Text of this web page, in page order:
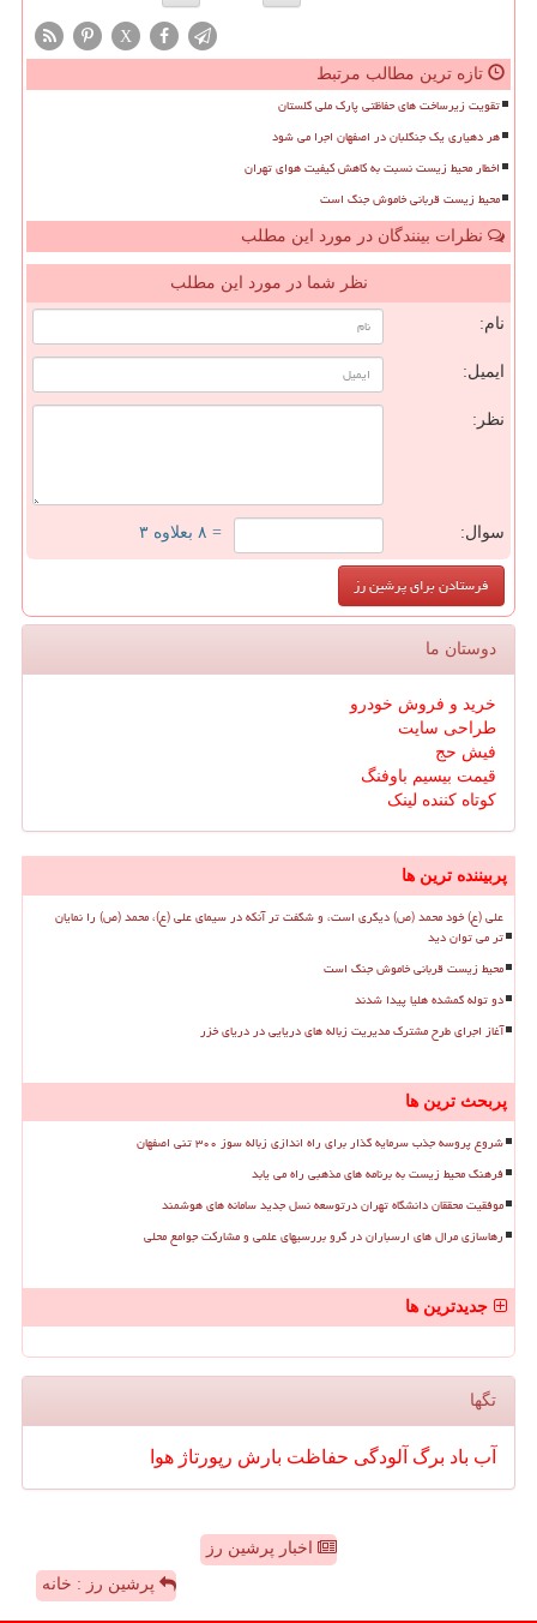
X
تازه ترین مطالب مرتبط
تقویت زیرساخت های حفاظتی پارک ملی گلستان
هر دهیاری یک جنگلبان در اصفهان اجرا می شود
اخطار محیط زیست نسبت به کاهش کیفیت هوای تهران
محیط زیست قربانی خاموش جنگ است
نظرات بینندگان در مورد این مطلب
نظر شما در مورد این مطلب
نام:
ایمیل:
نظر:
سوال: = ۸ بعلاوه ۳
دوستان ما
خرید و فروش خودرو
طراحی سایت
فیش حج
قیمت بیسیم باوفنگ
کوتاه کننده لینک
پربیننده ترین ها
علی (ع) خود محمد (ص) دیگری است، و شگفت تر آنکه در سیمای علی (ع)، محمد (ص) را نمایان
تر می توان دید
محیط زیست قربانی خاموش جنگ است
دو توله گمشده هلیا پیدا شدند
آغاز اجرای طرح مشترک مدیریت زباله های دریایی در دریای خزر
پربحث ترین ها
شروع پروسه جذب سرمایه گذار برای راه اندازی زباله سوز ۳۰۰ تنی اصفهان
فرهنگ محیط زیست به برنامه های مذهبی راه می یابد
موفقیت محققان دانشگاه تهران درتوسعه نسل جدید سامانه های هوشمند
رهاسازی مرال های ارسباران در گرو بررسیهای علمی و مشارکت جوامع محلی
جدیدترین ها
تگها
آب باد برگ آلودگی حفاظت بارش رپورتاژ هوا
اخبار پرشین رز
پرشین رز : خانه